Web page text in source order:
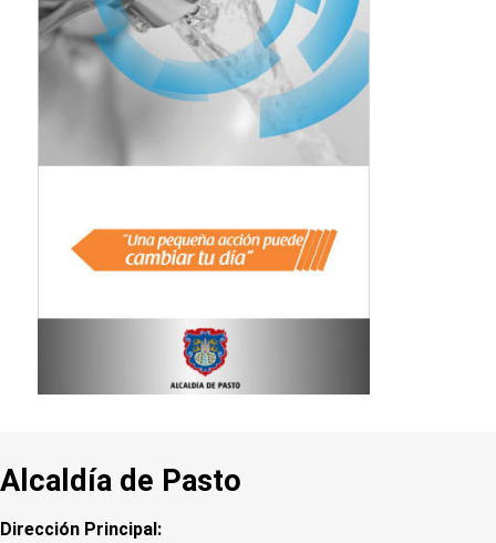
Alcaldía de Pasto
Dirección Principal: